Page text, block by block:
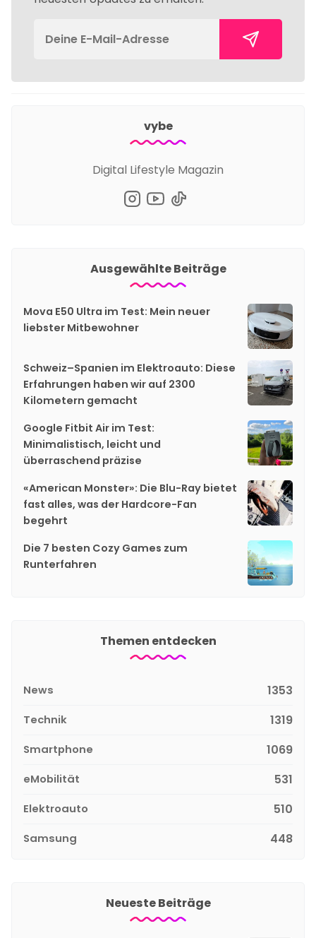
vybe
Digital Lifestyle Magazin
Ausgewählte Beiträge
Mova E50 Ultra im Test: Mein neuer
liebster Mitbewohner
Schweiz–Spanien im Elektroauto: Diese
Erfahrungen haben wir auf 2300
Kilometern gemacht
Google Fitbit Air im Test:
Minimalistisch, leicht und
überraschend präzise
«American Monster»: Die Blu-Ray bietet
fast alles, was der Hardcore-Fan
begehrt
Die 7 besten Cozy Games zum
Runterfahren
Themen entdecken
News 1353
Technik 1319
Smartphone 1069
eMobilität 531
Elektroauto 510
Samsung 448
Neueste Beiträge